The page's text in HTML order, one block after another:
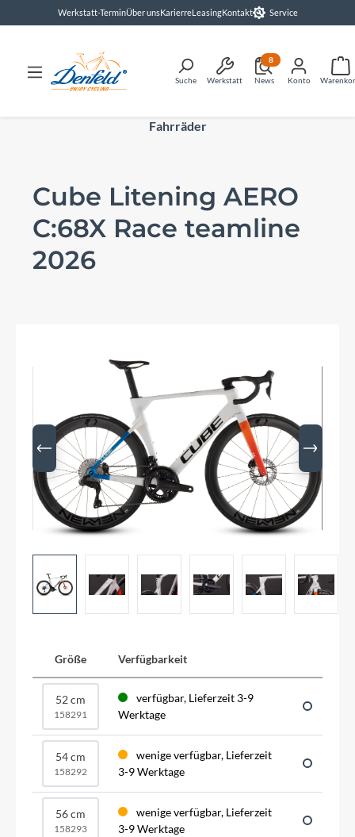
springenWerkstatt-TerminÜber unsKarierreLeasingKontakt Service
Suche Werkstatt News
8
Konto
Fahrräder
Cube Litening AERO
C:68X Race teamline
2026
Größe Verfügbarkeit
52 cm
158291
verfügbar, Lieferzeit 3-9
Werktage
54 cm
158292
wenige verfügbar, Lieferzeit
3-9 Werktage
56 cm
158293
wenige verfügbar, Lieferzeit
3-9 Werktage